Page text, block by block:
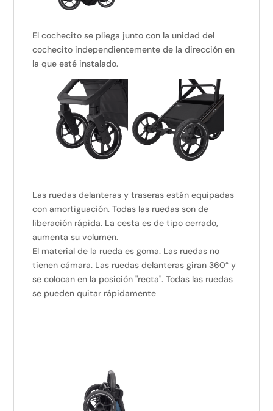
El cochecito se pliega junto con la unidad del
cochecito independientemente de la dirección en
la que esté instalado.
Las ruedas delanteras y traseras están equipadas
con amortiguación. Todas las ruedas son de
liberación rápida. La cesta es de tipo cerrado,
aumenta su volumen.
El material de la rueda es goma. Las ruedas no
tienen cámara. Las ruedas delanteras giran 360° y
se colocan en la posición "recta". Todas las ruedas
se pueden quitar rápidamente